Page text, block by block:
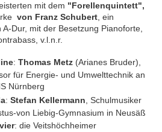
mit dem "Forellenquintett",
von Franz Schubert , ein
A-Dur, mit der Besetzung Pianoforte,
, v.l.n.r.
: Thomas Metz (Arianes Bruder),
für Energie- und Umwelttechnik an
Nürnberg
: Stefan Kellermann , Schulmusiker
von Liebig-Gymnasium in Neusäß
: die Veitshöchheimer